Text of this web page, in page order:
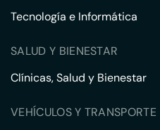
Tecnología e Informática
SALUD Y BIENESTAR
Clínicas, Salud y Bienestar
VEHÍCULOS Y TRANSPORTE